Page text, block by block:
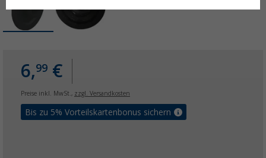
6,99 €
Preise inkl. MwSt., zzgl. Versandkosten
Bis zu 5% Vorteilskartenbonus sichern